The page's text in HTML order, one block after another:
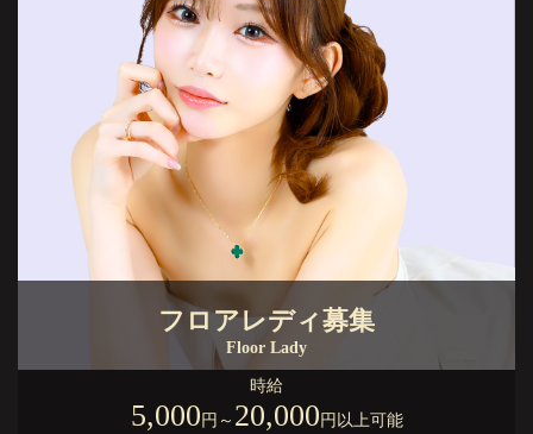
フロアレディ募集
Floor Lady
時給
5,000 円 ～ 20,000 円以上可能